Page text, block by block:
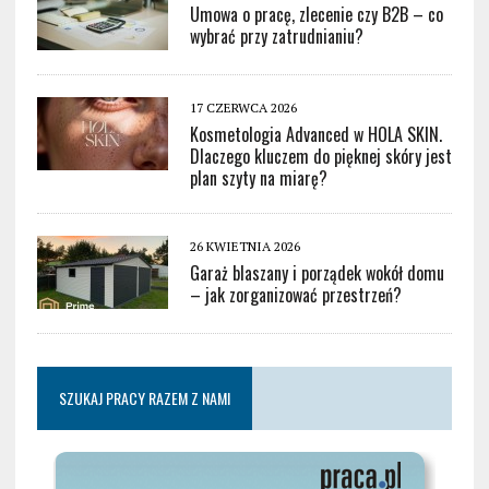
Umowa o pracę, zlecenie czy B2B – co
wybrać przy zatrudnianiu?
17 CZERWCA 2026
Kosmetologia Advanced w HOLA SKIN.
Dlaczego kluczem do pięknej skóry jest
plan szyty na miarę?
26 KWIETNIA 2026
Garaż blaszany i porządek wokół domu
– jak zorganizować przestrzeń?
SZUKAJ PRACY RAZEM Z NAMI